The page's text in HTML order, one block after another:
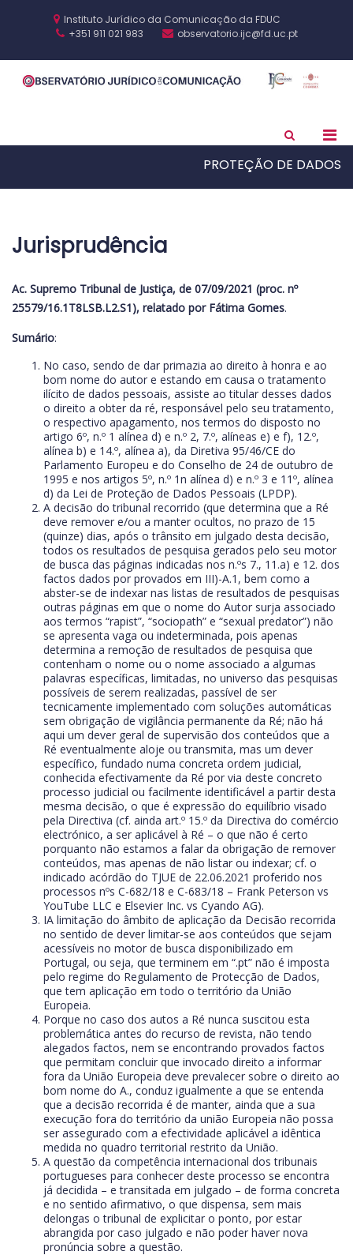
Instituto Jurídico da Comunicação da FDUC
+351 911 021 983
observatorio.ijc@fd.uc.pt
Show
Search
Form
for
PROTEÇÃO DE DADOS
Jurisprudência
Ac. Supremo Tribunal de Justiça, de 07/09/2021 (proc. nº
25579/16.1T8LSB.L2.S1), relatado por Fátima Gomes.
Sumário:
No caso, sendo de dar primazia ao direito à honra e ao
bom nome do autor e estando em causa o tratamento
ilícito de dados pessoais, assiste ao titular desses dados
o direito a obter da ré, responsável pelo seu tratamento,
o respectivo apagamento, nos termos do disposto no
artigo 6º, n.º 1 alínea d) e n.º 2, 7.º, alíneas e) e f), 12.º,
alínea b) e 14.º, alínea a), da Diretiva 95/46/CE do
Parlamento Europeu e do Conselho de 24 de outubro de
1995 e nos artigos 5º, n.º 1n alínea d) e n.º 3 e 11º, alínea
d) da Lei de Proteção de Dados Pessoais (LPDP).
A decisão do tribunal recorrido (que determina que a Ré
deve remover e/ou a manter ocultos, no prazo de 15
(quinze) dias, após o trânsito em julgado desta decisão,
todos os resultados de pesquisa gerados pelo seu motor
de busca das páginas indicadas nos n.ºs 7., 11.a) e 12. dos
factos dados por provados em III)-A.1, bem como a
abster-se de indexar nas listas de resultados de pesquisas
outras páginas em que o nome do Autor surja associado
aos termos “rapist”, “sociopath” e “sexual predator”) não
se apresenta vaga ou indeterminada, pois apenas
determina a remoção de resultados de pesquisa que
contenham o nome ou o nome associado a algumas
palavras específicas, limitadas, no universo das pesquisas
possíveis de serem realizadas, passível de ser
tecnicamente implementado com soluções automáticas
sem obrigação de vigilância permanente da Ré; não há
aqui um dever geral de supervisão dos conteúdos que a
Ré eventualmente aloje ou transmita, mas um dever
específico, fundado numa concreta ordem judicial,
conhecida efectivamente da Ré por via deste concreto
processo judicial ou facilmente identificável a partir desta
mesma decisão, o que é expressão do equilíbrio visado
pela Directiva (cf. ainda art.º 15.º da Directiva do comércio
electrónico, a ser aplicável à Ré – o que não é certo
porquanto não estamos a falar da obrigação de remover
conteúdos, mas apenas de não listar ou indexar; cf. o
indicado acórdão do TJUE de 22.06.2021 proferido nos
processos nºs C-682/18 e C-683/18 – Frank Peterson vs
YouTube LLC e Elsevier Inc. vs Cyando AG).
IA limitação do âmbito de aplicação da Decisão recorrida
no sentido de dever limitar-se aos conteúdos que sejam
acessíveis no motor de busca disponibilizado em
Portugal, ou seja, que terminem em “.pt” não é imposta
pelo regime do Regulamento de Protecção de Dados,
que tem aplicação em todo o território da União
Europeia.
Porque no caso dos autos a Ré nunca suscitou esta
problemática antes do recurso de revista, não tendo
alegados factos, nem se encontrando provados factos
que permitam concluir que invocado direito a informar
fora da União Europeia deve prevalecer sobre o direito ao
bom nome do A., conduz igualmente a que se entenda
que a decisão recorrida é de manter, ainda que a sua
execução fora do território da união Europeia não possa
ser assegurado com a efectividade aplicável a idêntica
medida no quadro territorial restrito da União.
A questão da competência internacional dos tribunais
portugueses para conhecer deste processo se encontra
já decidida – e transitada em julgado – de forma concreta
e no sentido afirmativo, o que dispensa, sem mais
delongas o tribunal de explicitar o ponto, por estar
abrangida por caso julgado e não poder haver nova
pronúncia sobre a questão.